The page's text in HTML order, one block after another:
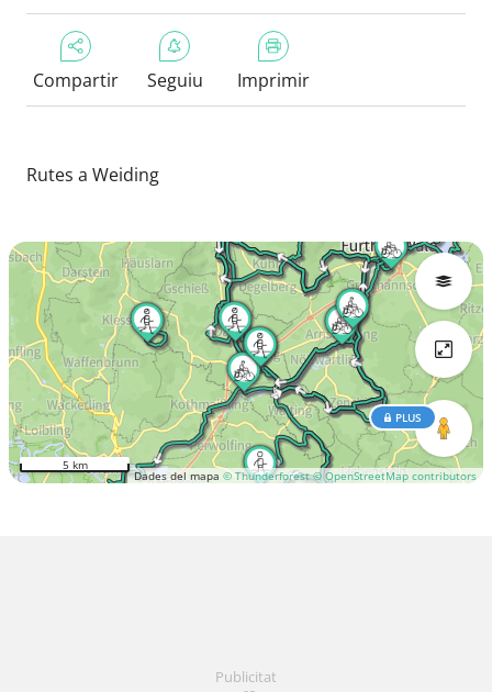
Compartir Seguiu Imprimir
Rutes a Weiding
Dades del mapa © Thunderforest © OpenStreetMap contributors
PLUS
5 km
Publicitat